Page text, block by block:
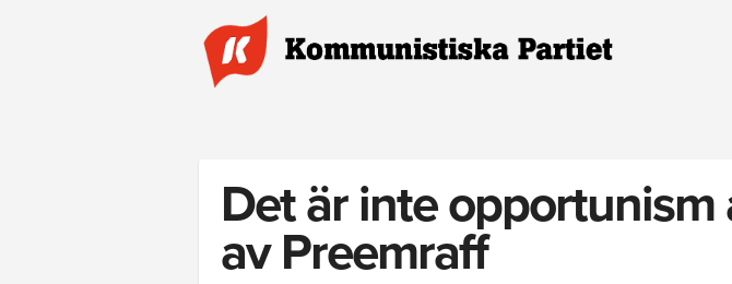
Det är inte
av Preemraff